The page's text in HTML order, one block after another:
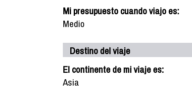
Mi presupuesto cuando viajo es:
Medio
Destino del viaje
El continente de mi viaje es:
Asia